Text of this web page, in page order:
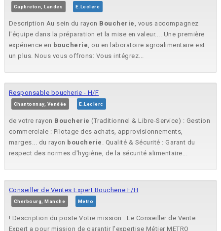
Capbreton, Landes E.Leclerc
Description Au sein du rayon Boucherie , vous accompagnez
l'équipe dans la préparation et la mise en valeur.... Une première
expérience en boucherie, ou en laboratoire agroalimentaire est
un plus. Nous vous offrons: Vous intégrez...
Responsable boucherie - H/F
Chantonnay, Vendée E.Leclerc
de votre rayon Boucherie (Traditionnel & Libre-Service) : Gestion
commerciale : Pilotage des achats, approvisionnements,
marges... du rayon boucherie . Qualité & Sécurité : Garant du
respect des normes d'hygiène, de la sécurité alimentaire...
Conseiller de Ventes Expert Boucherie F/H
Cherbourg, Manche Metro
! Description du poste Votre mission : Le Conseiller de Vente
Expert a pour mission de garantir l’expertise Métier METRO